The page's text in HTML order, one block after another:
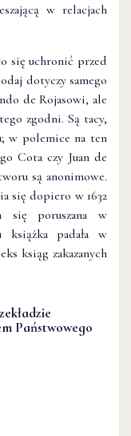
w relacjach
się uchronić przed
dotyczy samego
de Rojasowi, ale
zgodni. Są tacy,
w polemice na ten
Cota czy Juan de
są anonimowe.
się dopiero w 1632
się poruszana w
padała w
ksiąg zakazanych
Państwowego